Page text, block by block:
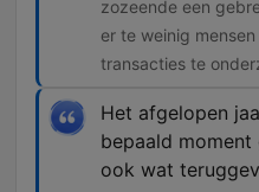
zozeende een
er te weinig
transacties te
Het afgelopen
bepaald moment
ook wat